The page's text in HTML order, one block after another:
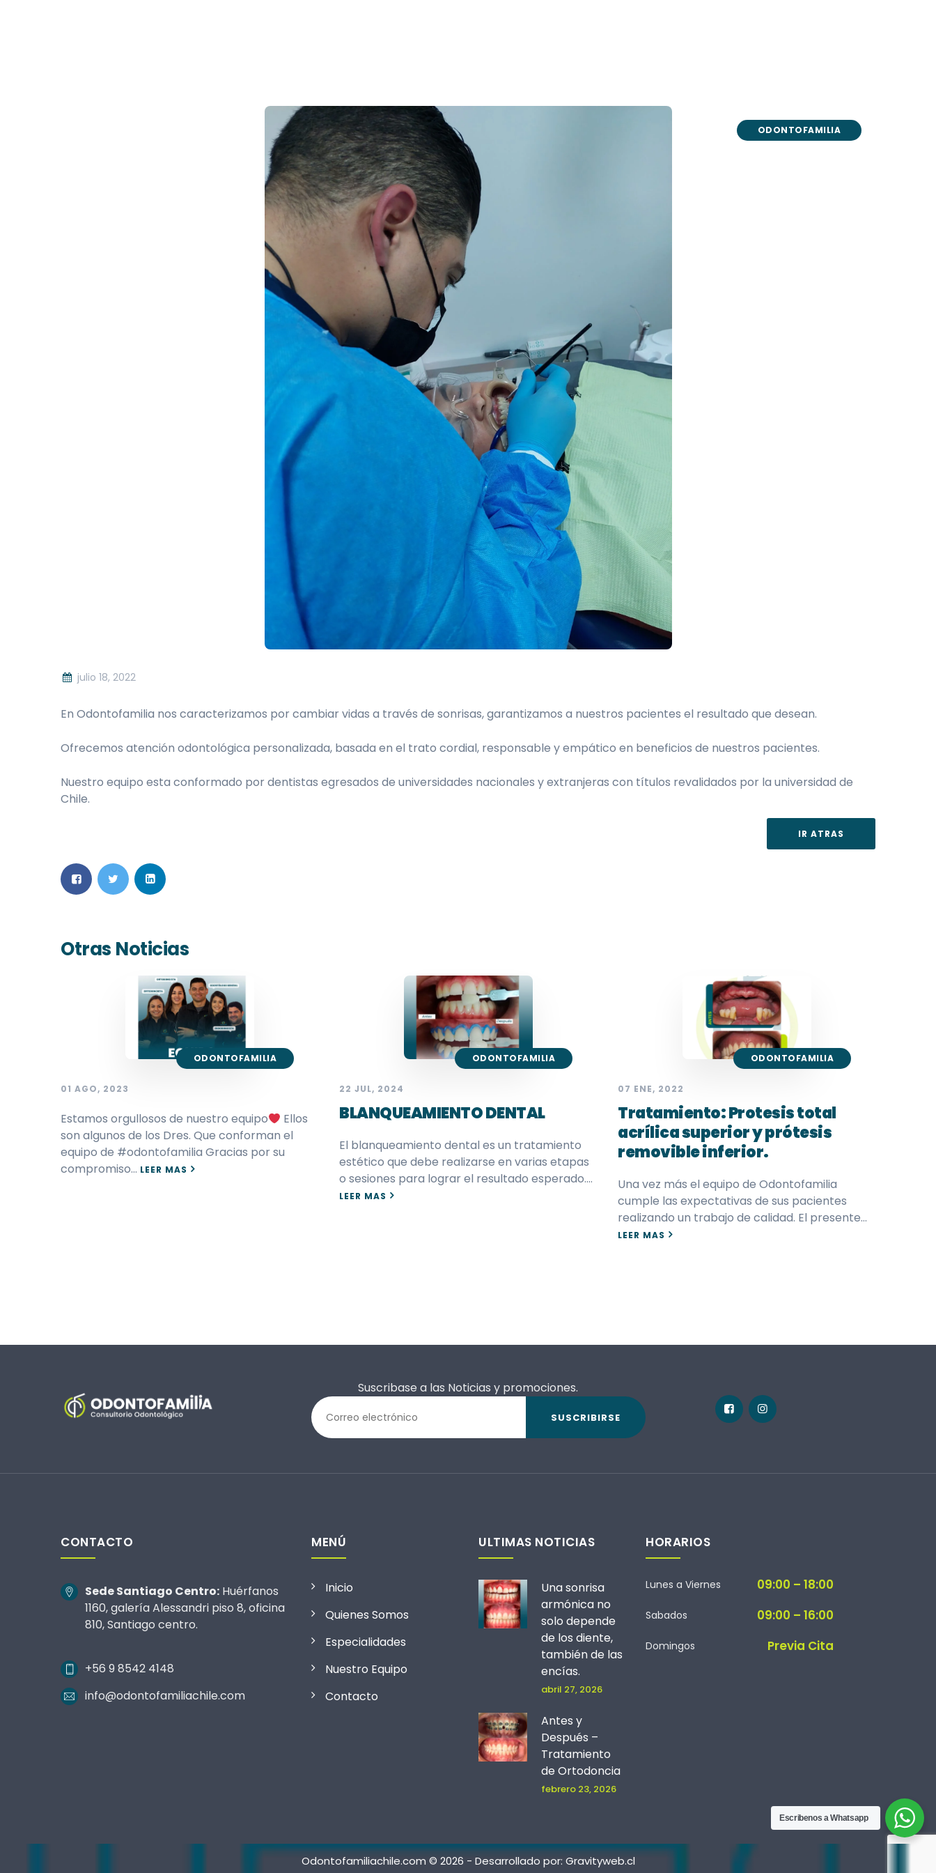
ODONTOFAMILIA
julio 18, 2022
En Odontofamilia nos caracterizamos por cambiar vidas a través de sonrisas, garantizamos a nuestros pacientes el resultado que desean.
Ofrecemos atención odontológica personalizada, basada en el trato cordial, responsable y empático en beneficios de nuestros pacientes.
Nuestro equipo esta conformado por dentistas egresados de universidades nacionales y extranjeras con títulos revalidados por la universidad de
Chile.
IR ATRAS
Otras Noticias
ODONTOFAMILIA
01 AGO, 2023
Estamos orgullosos de nuestro equipo
Ellos
son algunos de los Dres. Que conforman el
equipo de #odontofamilia Gracias por su
compromiso… LEER MAS
ODONTOFAMILIA
22 JUL, 2024
BLANQUEAMIENTO DENTAL
El blanqueamiento dental es un tratamiento
estético que debe realizarse en varias etapas
o sesiones para lograr el resultado esperado.…
LEER MAS
ODONTOFAMILIA
07 ENE, 2022
Tratamiento: Protesis total
acrílica superior y prótesis
removible inferior.
Una vez más el equipo de Odontofamilia
cumple las expectativas de sus pacientes
realizando un trabajo de calidad. El presente…
LEER MAS
Suscribase a las Noticias y promociones.
SUSCRIBIRSE
CONTACTO
Sede Santiago Centro: Huérfanos
1160, galería Alessandri piso 8, oficina
810, Santiago centro.
+56 9 8542 4148
info@odontofamiliachile.com
MENÚ
Inicio
Quienes Somos
Especialidades
Nuestro Equipo
Contacto
ULTIMAS NOTICIAS
Una sonrisa
armónica no
solo depende
de los diente,
también de las
encías.
abril 27, 2026
Antes y
Después –
Tratamiento
de Ortodoncia
febrero 23, 2026
HORARIOS
Lunes a Viernes 09:00 – 18:00
Sabados 09:00 – 16:00
Domingos Previa Cita
Odontofamiliachile.com © 2026 - Desarrollado por: Gravityweb.cl
Escribenos a Whatsapp